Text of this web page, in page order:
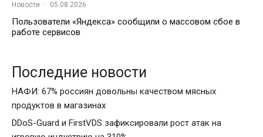
Новости · 05.08.2026
Пользователи «Яндекса» сообщили о массовом сбое в
работе сервисов
Последние новости
НАФИ: 67% россиян довольны качеством мясных
продуктов в магазинах
DDoS-Guard и FirstVDS зафиксировали рост атак на